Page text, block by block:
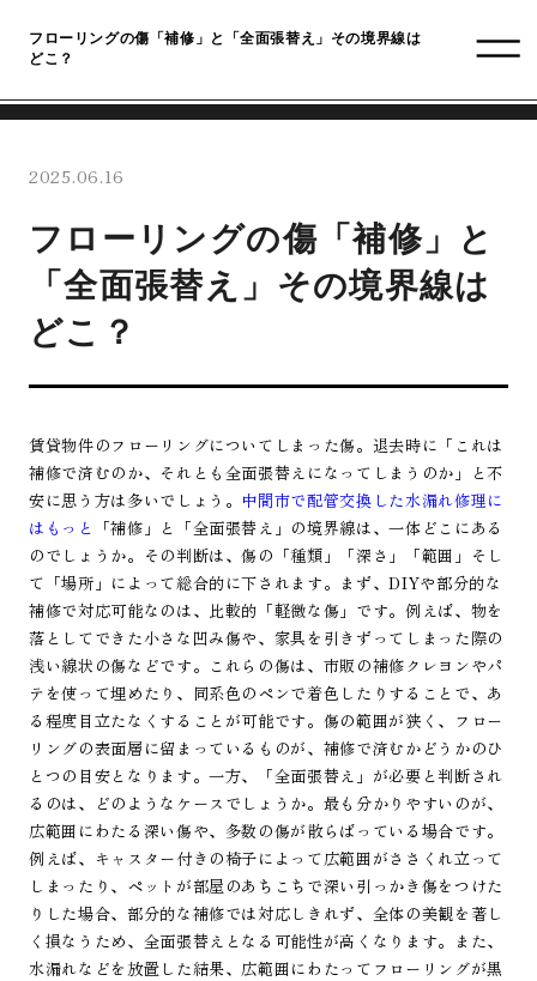
フローリングの傷「補修」と「全面張替え」その境界線は
どこ？
2025.06.16
フローリングの傷「補修」と
「全面張替え」その境界線は
どこ？
賃貸物件のフローリングについてしまった傷。退去時に「これは
補修で済むのか、それとも全面張替えになってしまうのか」と不
安に思う方は多いでしょう。 中間市で配管交換した水漏れ修理に
はもっと
「補修」と「全面張替え」の境界線は、一体どこにある
のでしょうか。その判断は、傷の「種類」「深さ」「範囲」そし
て「場所」によって総合的に下されます。まず、DIYや部分的な
補修で対応可能なのは、比較的「軽微な傷」です。例えば、物を
落としてできた小さな凹み傷や、家具を引きずってしまった際の
浅い線状の傷などです。これらの傷は、市販の補修クレヨンやパ
テを使って埋めたり、同系色のペンで着色したりすることで、あ
る程度目立たなくすることが可能です。傷の範囲が狭く、フロー
リングの表面層に留まっているものが、補修で済むかどうかのひ
とつの目安となります。一方、「全面張替え」が必要と判断され
るのは、どのようなケースでしょうか。最も分かりやすいのが、
広範囲にわたる深い傷や、多数の傷が散らばっている場合です。
例えば、キャスター付きの椅子によって広範囲がささくれ立って
しまったり、ペットが部屋のあちこちで深い引っかき傷をつけた
りした場合、部分的な補修では対応しきれず、全体の美観を著し
く損なうため、全面張替えとなる可能性が高くなります。また、
水漏れなどを放置した結果、広範囲にわたってフローリングが黒